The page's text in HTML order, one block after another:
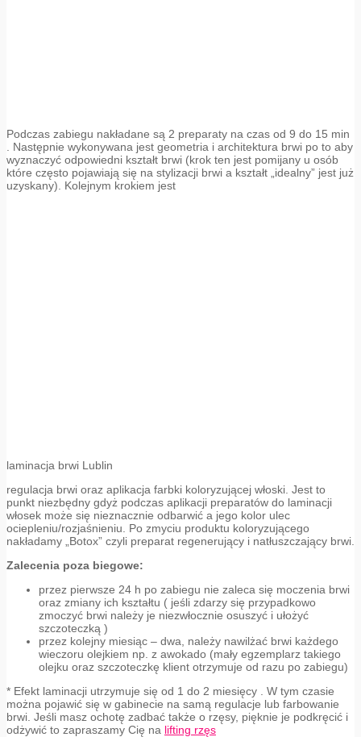
Podczas zabiegu nakładane są 2 preparaty na czas od 9 do 15 min
. Następnie wykonywana jest geometria i architektura brwi po to aby
wyznaczyć odpowiedni kształt brwi (krok ten jest pomijany u osób
które często pojawiają się na stylizacji brwi a kształt „idealny” jest już
uzyskany). Kolejnym krokiem jest
laminacja brwi Lublin
regulacja brwi oraz aplikacja farbki koloryzującej włoski. Jest to
punkt niezbędny gdyż podczas aplikacji preparatów do laminacji
włosek może się nieznacznie odbarwić a jego kolor ulec
ociepleniu/rozjaśnieniu. Po zmyciu produktu koloryzującego
nakładamy „Botox” czyli preparat regenerujący i natłuszczający brwi.
Zalecenia poza biegowe:
przez pierwsze 24 h po zabiegu nie zaleca się moczenia brwi
oraz zmiany ich kształtu ( jeśli zdarzy się przypadkowo
zmoczyć brwi należy je niezwłocznie osuszyć i ułożyć
szczoteczką )
przez kolejny miesiąc – dwa, należy nawilżać brwi każdego
wieczoru olejkiem np. z awokado (mały egzemplarz takiego
olejku oraz szczoteczkę klient otrzymuje od razu po zabiegu)
* Efekt laminacji utrzymuje się od 1 do 2 miesięcy . W tym czasie
można pojawić się w gabinecie na samą regulacje lub farbowanie
brwi. Jeśli masz ochotę zadbać także o rzęsy, pięknie je podkręcić i
odżywić to zapraszamy Cię na lifting rzęs